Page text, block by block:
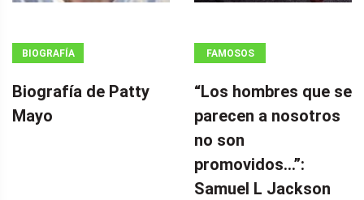
BIOGRAFÍA
Biografía de Patty
Mayo
FAMOSOS
“Los hombres que se
parecen a nosotros
no son
promovidos…”:
Samuel L Jackson